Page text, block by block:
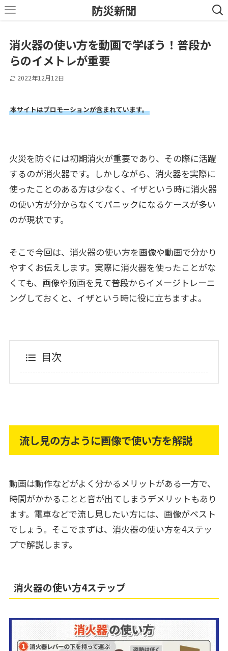
防災新聞
消火器の使い方を動画で学ぼう！普段か
らのイメトレが重要
2022年12月12日
本サイトはプロモーションが含まれています。
火災を防ぐには初期消火が重要であり、その際に活躍
するのが消火器です。しかしながら、消火器を実際に
使ったことのある方は少なく、イザという時に消火器
の使い方が分からなくてパニックになるケースが多い
のが現状です。
そこで今回は、消火器の使い方を画像や動画で分かり
やすくお伝えします。実際に消火器を使ったことがな
くても、画像や動画を見て普段からイメージトレーニ
ングしておくと、イザという時に役に立ちますよ。
目次
流し見の方ように画像で使い方を解説
動画は動作などがよく分かるメリットがある一方で、
時間がかかることと音が出てしまうデメリットもあり
ます。電車などで流し見したい方には、画像がベスト
でしょう。そこでまずは、消火器の使い方を4ステッ
プで解説します。
消火器の使い方4ステップ